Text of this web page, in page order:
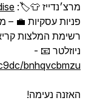
מרצ׳נדייז 👕🏷:
פניות עסקיות 💼 – מתן: 058-
רשימת המלצות
ניוזלטר 📧 -
bnhqvcbmzu
האזנה נעימה!